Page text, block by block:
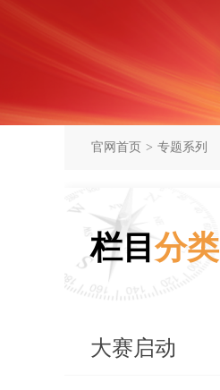
官网首页 > 专题系列
栏目 分类
大赛启动